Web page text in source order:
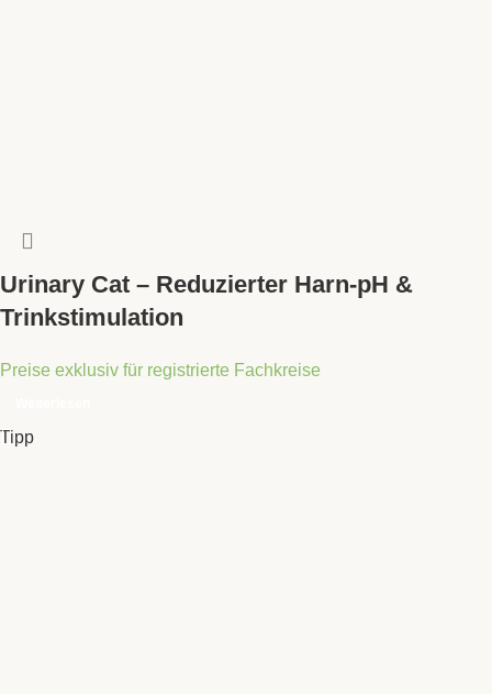
Urinary Cat – Reduzierter Harn-pH &
Trinkstimulation
Preise exklusiv für registrierte Fachkreise
Tipp